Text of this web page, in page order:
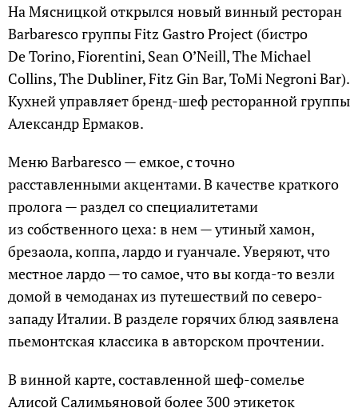
На Мясницкой открылся новый винный ресторан
Barbaresco группы Fitz Gastro Project (бистро
De Torino, Fiorentini, Sean O’Neill, The Michael
Collins, The Dubliner, Fitz Gin Bar, ToMi Negroni Bar).
Кухней управляет бренд-шеф ресторанной группы
Александр Ермаков.
Меню Barbaresco — емкое, с точно
расставленными акцентами. В качестве краткого
пролога — раздел со специалитетами
из собственного цеха: в нем — утиный хамон,
брезаола, коппа, лардо и гуанчале. Уверяют, что
местное лардо — то самое, что вы когда-то везли
домой в чемоданах из путешествий по северо-
западу Италии. В разделе горячих блюд заявлена
пьемонтская классика в авторском прочтении.
В винной карте, составленной шеф-сомелье
Алисой Салимьяновой более 300 этикеток